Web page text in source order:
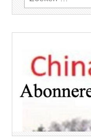
naar: